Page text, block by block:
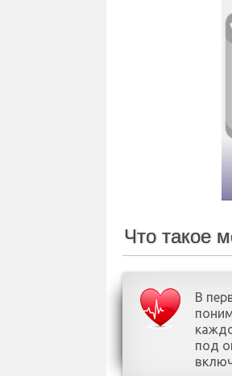
Что такое
В
под